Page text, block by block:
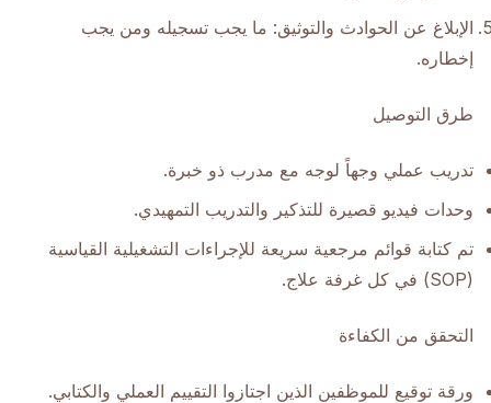
الإبلاغ عن الحوادث والتوثيق: ما يجب تسجيله ومن يجب
إخطاره.
طرق التوصيل
تدريب عملي وجهاً لوجه مع مدرب ذو خبرة.
وحدات فيديو قصيرة للتذكير والتدريب التمهيدي.
تم كتابة قوائم مرجعية سريعة للإجراءات التشغيلية القياسية
(SOP) في كل غرفة علاج.
التحقق من الكفاءة
ورقة توقيع للموظفين الذين اجتازوا التقييم العملي والكتابي.